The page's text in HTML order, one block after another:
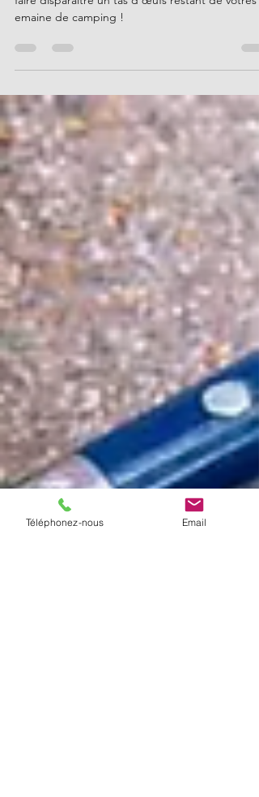
Frittata en fonte
La Frittata en fonte est un magique moyen de
faire disparaître un tas d'œufs restant de votres
Téléphonez-nous Email